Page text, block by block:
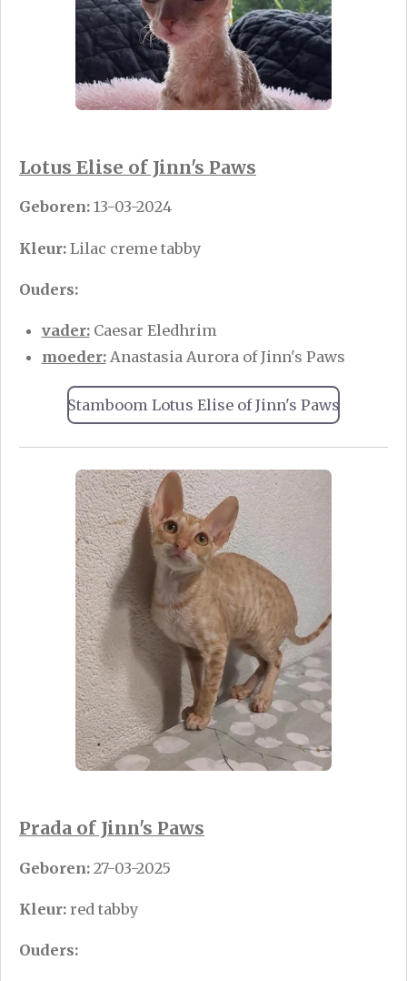
Lotus Elise of Jinn's Paws
Geboren: 13-03-2024
Kleur: Lilac creme tabby
Ouders:
vader:Caesar Eledhrim
moeder:Anastasia Aurora of Jinn's Paws
Stamboom Lotus Elise of Jinn's Paws
Prada of Jinn's Paws
Geboren: 27-03-2025
Kleur: red tabby
Ouders: